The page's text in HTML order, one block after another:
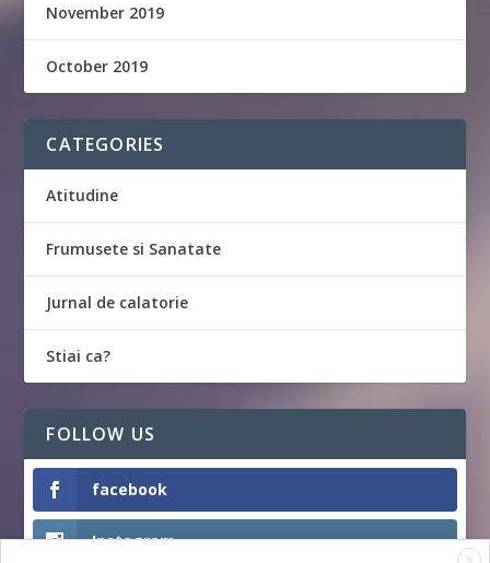
November 2019
October 2019
CATEGORIES
Atitudine
Frumusete si Sanatate
Jurnal de calatorie
Stiai ca?
FOLLOW US
facebook
Instagram